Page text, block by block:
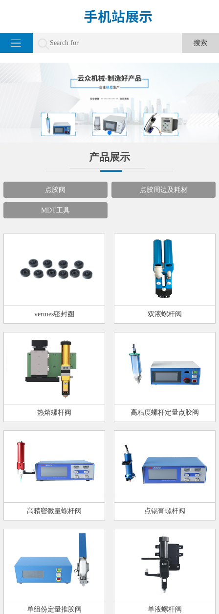
产品展示
点胶阀 点胶周边及耗材
MDT工具
vermes密封圈 双液螺杆阀
热熔螺杆阀 高粘度螺杆定量点胶阀
高精密微量螺杆阀 点锡膏螺杆阀
单组份定量推胶阀 单液螺杆阀